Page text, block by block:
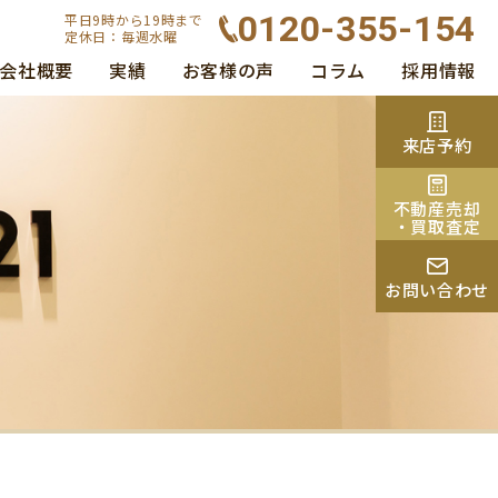
平日9時から19時まで
定休日：毎週水曜
0120-355-154
会社概要 実績 お客様の声 コラム 採用情報
来店予約
不動産売却
・買取査定
お問い合わせ